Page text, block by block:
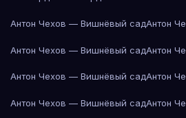
Антон Чехов — Вишнёвый садАнтон
Антон Чехов — Вишнёвый садАнтон
Антон Чехов — Вишнёвый садАнтон
Антон Чехов — Вишнёвый садАнтон